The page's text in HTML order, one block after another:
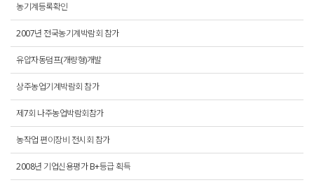
농기계등록확인
2007년 전국농기계박람회 참가
유압자동덤프(개량형)개발
상주농업기계박람회 참가
제7회 나주농업박람회참가
농작업 편이장비 전시회 참가
2008년 기업신용평가 B+등급 획득